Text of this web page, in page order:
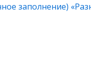
заполнение)